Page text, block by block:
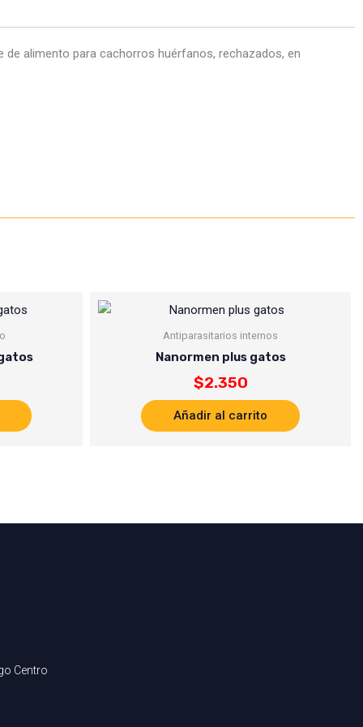
alimento para cachorros huérfanos, rechazados, en
Antiparasitarios internos
Nanormen plus gatos
$2.350
Añadir al carrito
Centro